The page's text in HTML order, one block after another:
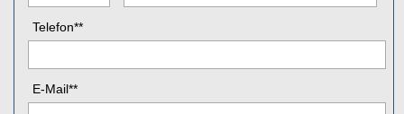
Telefon**
E-Mail**